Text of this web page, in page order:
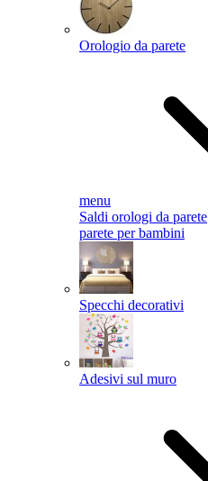
Orologio da parete
menu
Saldi orologi da parete
parete per bambini
Specchi decorativi
Adesivi sul muro